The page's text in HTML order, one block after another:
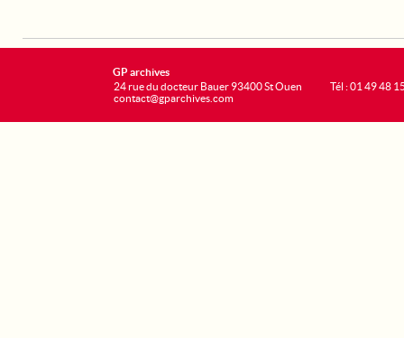
GP archives
24 rue du docteur Bauer 93400 St Ouen
contact@gparchives.com
Tél : 01 49 48